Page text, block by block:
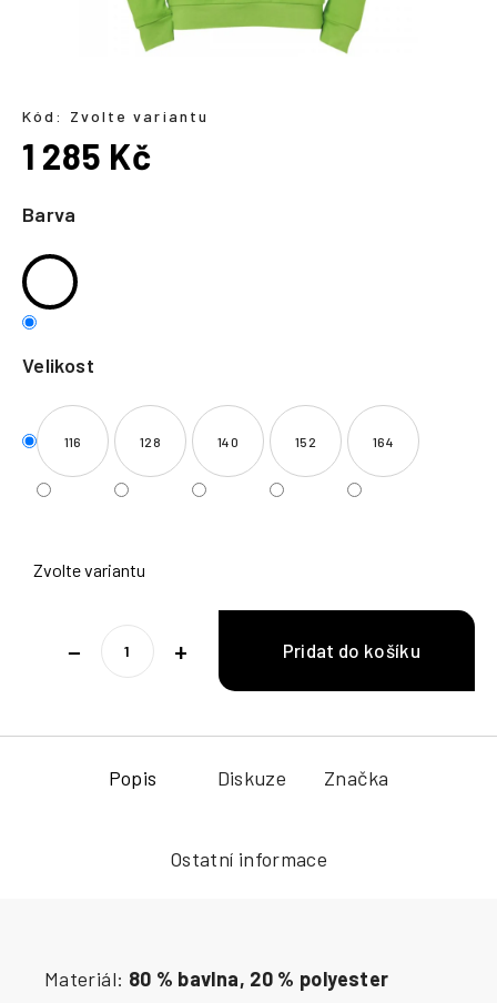
Barva
Velikost
116 128 140 152 164
Zvolte variantu
+
−
Kód: Zvolte variantu
1 285 Kč
cena:
Popis Diskuze Značka
Ostatní informace
Materiál: 80 % bavlna, 20 % polyester
t
?